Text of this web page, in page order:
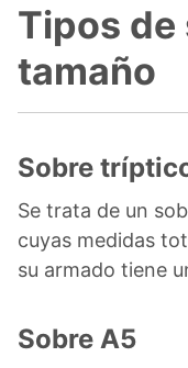
Tipos de
tamaño
Sobre
Se trata de un
cuyas medidas
su armado tiene
Sobre A5